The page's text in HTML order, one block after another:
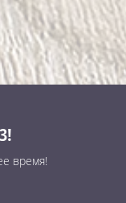
время!